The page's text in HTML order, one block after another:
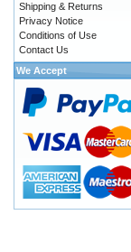
Shipping & Returns
Privacy Notice
Conditions of Use
Contact Us
We Accept